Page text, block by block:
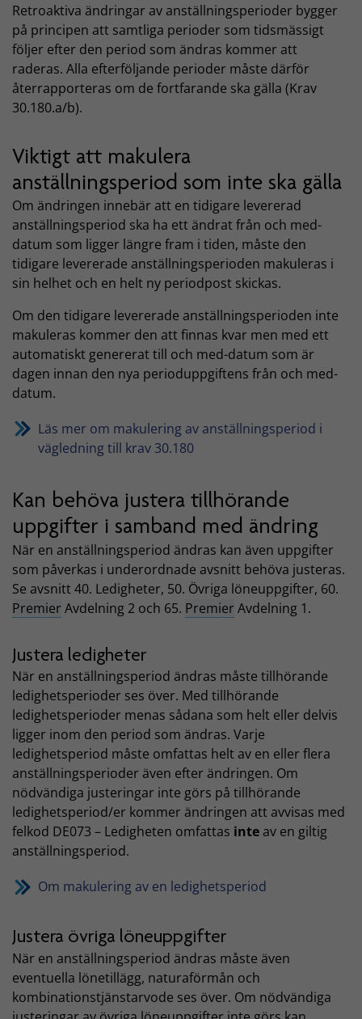
Retroaktiva ändringar av anställningsperioder bygger
på principen att samtliga perioder som tidsmässigt
följer efter den period som ändras kommer att
raderas. Alla efterföljande perioder måste därför
återrapporteras om de fortfarande ska gälla (Krav
30.180.a/b).
Viktigt att makulera
anställningsperiod som inte ska gälla
Om ändringen innebär att en tidigare levererad
anställningsperiod ska ha ett ändrat från och med-
datum som ligger längre fram i tiden, måste den
tidigare levererade anställningsperioden makuleras i
sin helhet och en helt ny periodpost skickas.
Om den tidigare levererade anställningsperioden inte
makuleras kommer den att finnas kvar men med ett
automatiskt genererat till och med-datum som är
dagen innan den nya perioduppgiftens från och med-
datum.
Läs mer om makulering av anställningsperiod i
vägledning till krav 30.180
Kan behöva justera tillhörande
uppgifter i samband med ändring
När en anställningsperiod ändras kan även uppgifter
som påverkas i underordnade avsnitt behöva justeras.
Se avsnitt 40. Ledigheter, 50. Övriga löneuppgifter, 60.
Premier Avdelning 2 och 65. Premier Avdelning 1.
Justera ledigheter
När en anställningsperiod ändras måste tillhörande
ledighetsperioder ses över. Med tillhörande
ledighetsperioder menas sådana som helt eller delvis
ligger inom den period som ändras. Varje
ledighetsperiod måste omfattas helt av en eller flera
anställningsperioder även efter ändringen. Om
nödvändiga justeringar inte görs på tillhörande
ledighetsperiod/er kommer ändringen att avvisas med
felkod DE073 – Ledigheten omfattas inteav en giltig
anställningsperiod.
Om makulering av en ledighetsperiod
Justera övriga löneuppgifter
När en anställningsperiod ändras måste även
eventuella lönetillägg, naturaförmån och
kombinationstjänstarvode ses över. Om nödvändiga